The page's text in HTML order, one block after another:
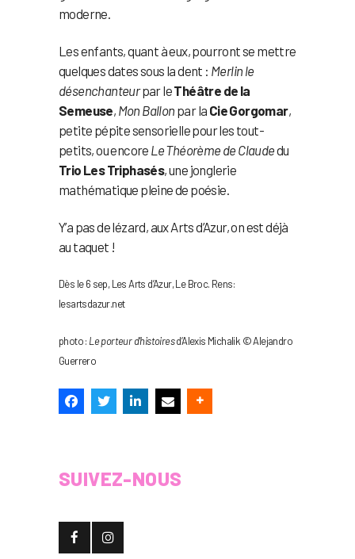
moderne.
Les enfants, quant à eux, pourront se mettre
quelques dates sous la dent : Merlin le
désenchanteurpar leThéâtre de la
Semeuse, Mon Ballon par la Cie Gorgomar,
petite pépite sensorielle pour les tout-
petits, ou encore Le Théorème de Claudedu
Trio Les Triphasés, une jonglerie
mathématique pleine de poésie.
Y’a pas de lézard, aux Arts d’Azur, on est déjà
au taquet !
Dès le 6 sep, Les Arts d’Azur, Le Broc. Rens:
lesartsdazur.net
photo : Le porteur d’histoiresd’Alexis Michalik © Alejandro
Guerrero
SUIVEZ-NOUS